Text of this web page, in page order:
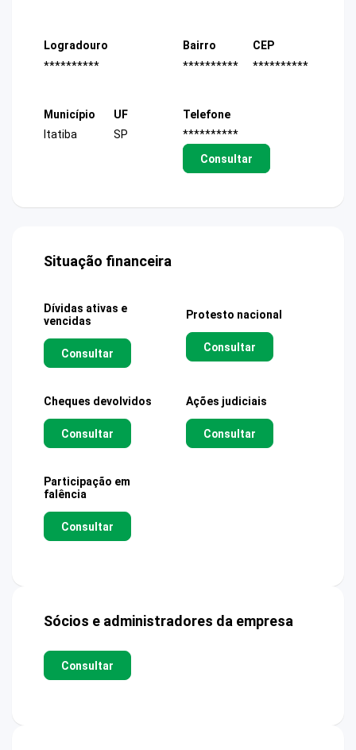
Logradouro
**********
Bairro
**********
CEP
**********
Município
Itatiba
UF
SP
Telefone
**********
Consultar
Situação financeira
Dívidas ativas e
vencidas
Consultar
Protesto nacional
Consultar
Cheques devolvidos
Consultar
Ações judiciais
Consultar
Participação em
falência
Consultar
Sócios e administradores da empresa
Consultar